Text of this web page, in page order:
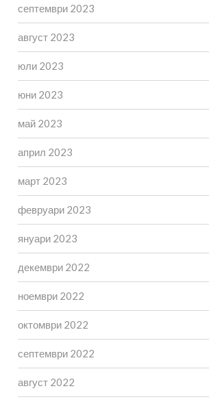
септември 2023
август 2023
юли 2023
юни 2023
май 2023
април 2023
март 2023
февруари 2023
януари 2023
декември 2022
ноември 2022
октомври 2022
септември 2022
август 2022